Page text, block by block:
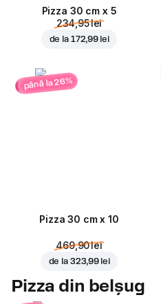
Pizza 30 cm x 5
234,95 lei
de la 172,99 lei
până la 26%
Pizza 30 cm x 10
469,90 lei
de la 323,99 lei
Pizza din belșug